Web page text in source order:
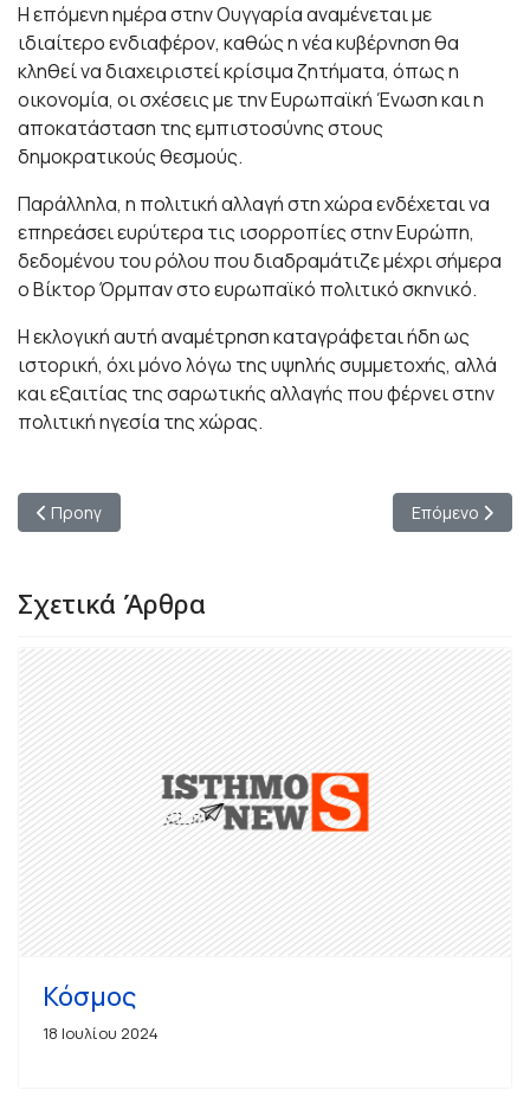
Η επόμενη ημέρα στην Ουγγαρία αναμένεται με
ιδιαίτερο ενδιαφέρον, καθώς η νέα κυβέρνηση θα
κληθεί να διαχειριστεί κρίσιμα ζητήματα, όπως η
οικονομία, οι σχέσεις με την Ευρωπαϊκή Ένωση και η
αποκατάσταση της εμπιστοσύνης στους
δημοκρατικούς θεσμούς.
Παράλληλα, η πολιτική αλλαγή στη χώρα ενδέχεται να
επηρεάσει ευρύτερα τις ισορροπίες στην Ευρώπη,
δεδομένου του ρόλου που διαδραμάτιζε μέχρι σήμερα
ο Βίκτορ Όρμπαν στο ευρωπαϊκό πολιτικό σκηνικό.
Η εκλογική αυτή αναμέτρηση καταγράφεται ήδη ως
ιστορική, όχι μόνο λόγω της υψηλής συμμετοχής, αλλά
και εξαιτίας της σαρωτικής αλλαγής που φέρνει στην
πολιτική ηγεσία της χώρας.
Προηγούμενο άρθρο: Παρίσι: Ισχυρό μήνυμα συντονισμού
Προηγ Επόμενο
Επόμενο
Σχετικά Άρθρα
Κόσμος
18 Ιουλίου 2024